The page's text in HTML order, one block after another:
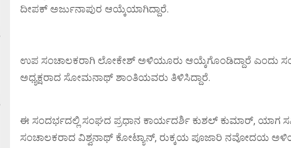
ದೀಪಕ್ ಅರ್ಜುನಾಪುರ ಆಯ್ಕೆಯಾಗಿದ್ದಾರೆ.
ಉಪ ಸಂಚಾಲಕರಾಗಿ ಲೋಕೇಶ್ ಅಳಿಯೂರು ಆಯ್ಕೆಗೊಂಡಿದ್ದಾರೆ ಎಂದು
ಅಧ್ಯಕ್ಷರಾದ ಸೋಮನಾಥ್ ಶಾಂತಿಯವರು ತಿಳಿಸಿದ್ದಾರೆ.
ಈ ಸಂದರ್ಭದಲ್ಲಿ ಸಂಘದ ಪ್ರಧಾನ ಕಾರ್ಯದರ್ಶಿ ಕುಶಲ್ ಕುಮಾರ್, ಯಾಗ
ಸಂಚಾಲಕರಾದ ವಿಶ್ವನಾಥ್ ಕೋಟ್ಯಾನ್, ರುಕ್ಕಯ ಪೂಜಾರಿ ನವೋದಯ